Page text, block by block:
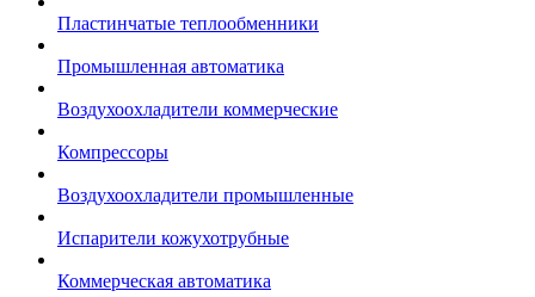
Пластинчатые теплообменники
Промышленная автоматика
Воздухоохладители коммерческие
Компрессоры
Воздухоохладители промышленные
Испарители кожухотрубные
Коммерческая автоматика